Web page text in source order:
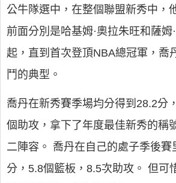
公牛隊選中，在整個聯盟新秀中，
前面分別是哈基姆·奧拉朱旺和薩姆
起，直到首次登頂NBA總冠軍，喬
鬥的典型。
喬丹在新秀賽季場均分得到28.2分
個助攻，拿下了年度最佳新秀的稱
二陣容。 喬丹在自己的處子季後賽
分，5.8個籃板，8.5次助攻。 但可